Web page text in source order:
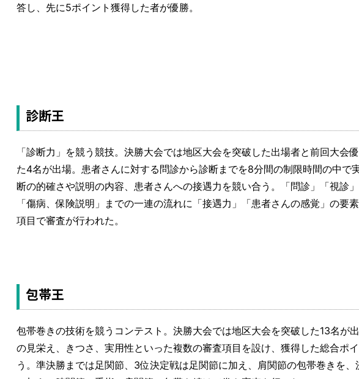
答し、先に5ポイント獲得した者が優勝。
診断王
「診断力」を競う競技。決勝大会では地区大会を突破した出場者と前回大会
た4名が出場。患者さんに対する問診から診断までを8分間の制限時間の中で
断の的確さや説明の内容、患者さんへの接遇力を競い合う。「問診」「視診
「傷病、保険説明」までの一連の流れに「接遇力」「患者さんの感覚」の要
項目で審査が行われた。
包帯王
包帯巻きの技術を競うコンテスト。決勝大会では地区大会を突破した13名が
の見栄え、きつさ、実用性といった複数の審査項目を設け、獲得した総合ポ
う。準決勝までは足関節、3位決定戦は足関節に加え、肩関節の包帯巻きを、